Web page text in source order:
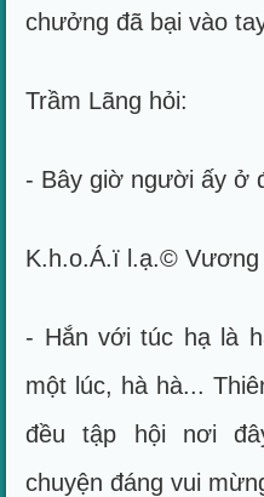
chưởng đã bại vào
Trầm Lãng hỏi:
- Bây giờ người ấy ở
K.h.o.Á.ï l.ạ.©
- Hắn với túc hạ là
một lúc, hà hà...
đều tập hội nơi
chuyện đáng vui